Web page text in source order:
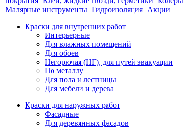
Малярные инструменты Гидроизоляция Акции
Краски для внутренних работ
Интерьерные
Для влажных помещений
Для обоев
Негорючая (НГ), для путей эвакуации
По металлу
Для пола и лестницы
Для мебели и дерева
Краски для наружных работ
Фасадные
Для деревянных фасадов